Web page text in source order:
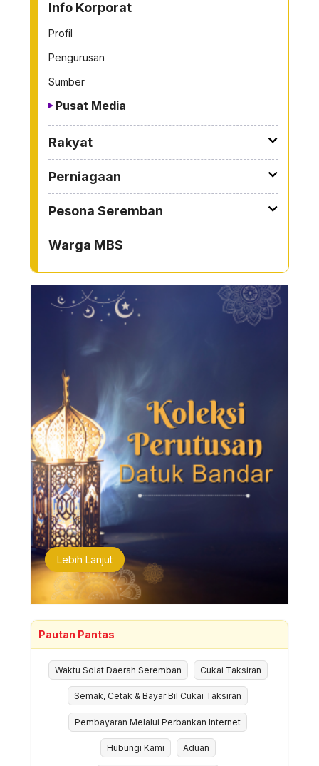
Info Korporat
Profil
Pengurusan
Sumber
Pusat Media
Rakyat
Perniagaan
Pesona Seremban
Warga MBS
Lebih Lanjut
Pautan Pantas
Waktu Solat Daerah Seremban Cukai Taksiran
Semak, Cetak & Bayar Bil Cukai Taksiran
Pembayaran Melalui Perbankan Internet
Hubungi Kami Aduan